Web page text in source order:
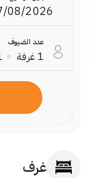
عدد الضيوف
1غرفة
غرف